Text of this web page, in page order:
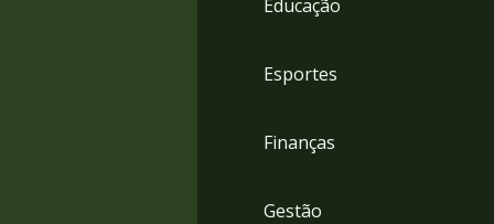
Educação
Esportes
Finanças
Gestão